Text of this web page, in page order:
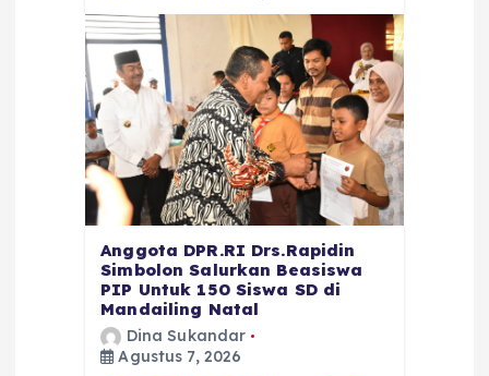
Anggota DPR.RI Drs.Rapidin
Simbolon Salurkan Beasiswa
PIP Untuk 150 Siswa SD di
Mandailing Natal
Dina Sukandar
Agustus 7, 2026